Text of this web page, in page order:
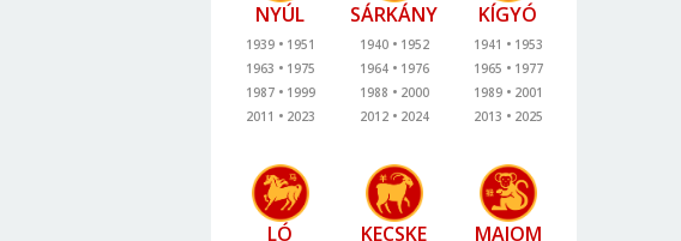
NYÚL
1939
1951
1963
1975
1987
1999
2011
2023
SÁRKÁNY
1940
1952
1964
1976
1988
2000
2012
2024
KÍGYÓ
1941
1953
1965
1977
1989
2001
2013
2025
LÓ KECSKE MAJOM